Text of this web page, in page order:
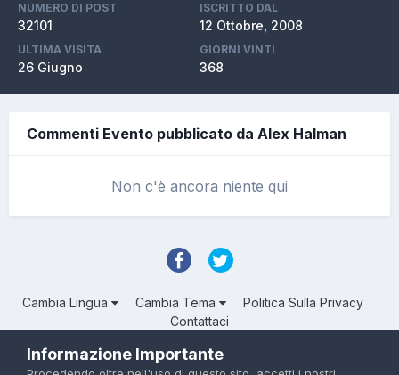
NUMERO DI POST
32101
ISCRITTO DAL
12 Ottobre, 2008
ULTIMA VISITA
26 Giugno
GIORNI VINTI
368
Commenti Evento pubblicato da Alex Halman
Non c'è ancora niente qui
Cambia Lingua Cambia Tema
Politica Sulla Privacy
Contattaci
Powered by Invision Community
Informazione Importante